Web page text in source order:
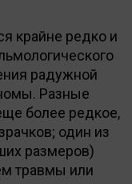
крайне редко и
радужной
Разные
более редкое,
один из
размеров)
травмы или